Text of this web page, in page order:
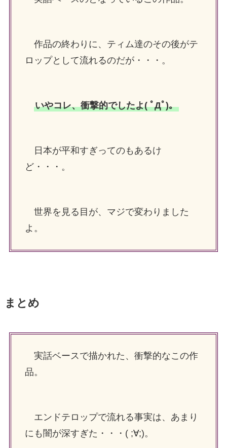
作品の終わりに、ティム達のその後がテ
ロップとして流れるのだが・・・。
いやコレ、衝撃的でしたよ( ﾟДﾟ)。
日本が平和すぎってのもあるけ
ど・・・。
世界を見る目が、マジで変わりました
よ。
まとめ
実話ベースで描かれた、衝撃的なこの作
品。
エンドテロップで流れる事実は、あまり
にも闇が深すぎた・・・( ;∀;)。